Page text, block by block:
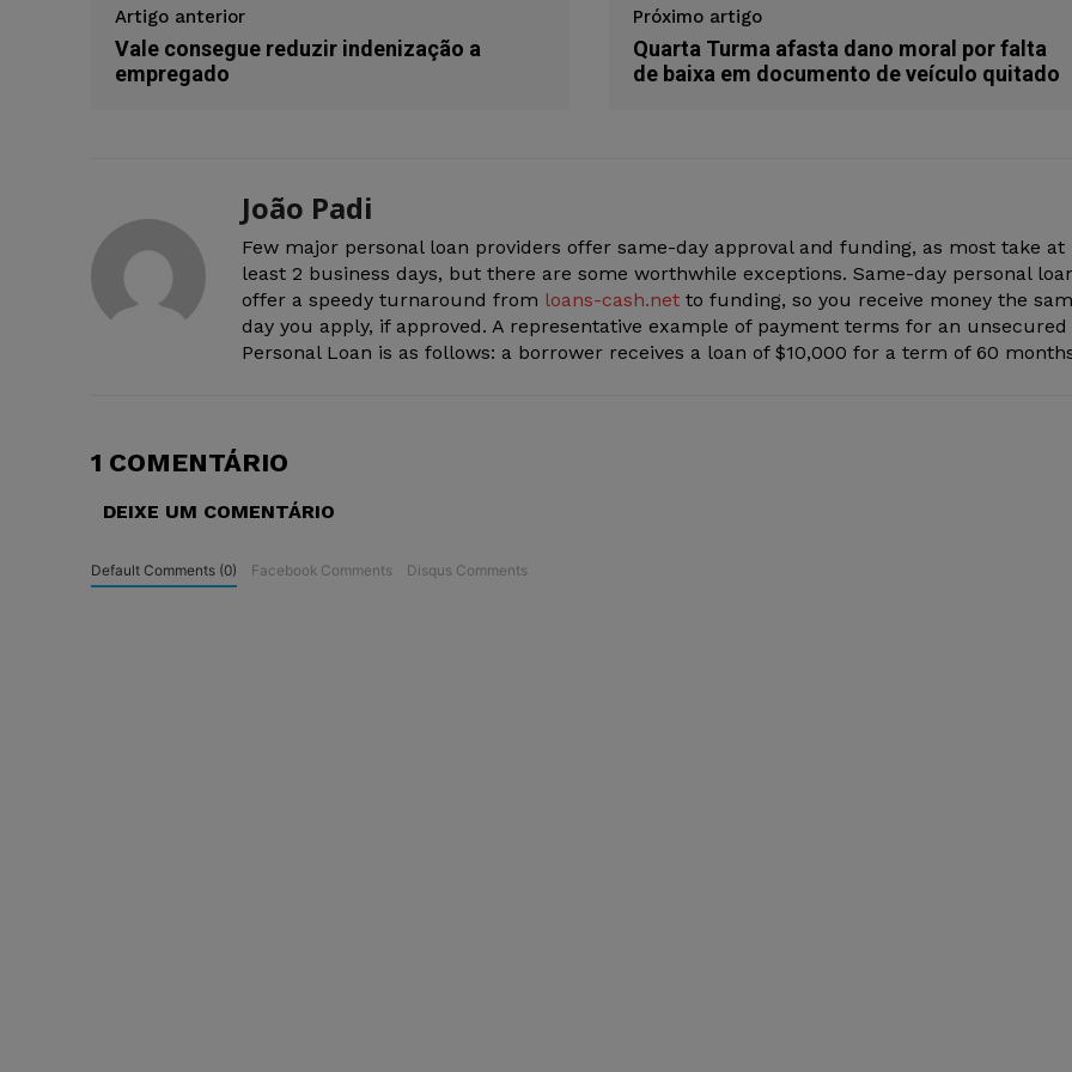
Artigo anterior
Vale consegue reduzir indenização a
empregado
Próximo artigo
Quarta Turma afasta dano moral por falta
de baixa em documento de veículo quitado
João Padi
Few major personal loan providers offer same-day approval and funding, as most take at
least 2 business days, but there are some worthwhile exceptions. Same-day personal
offer a speedy turnaround from loans-cash.net to funding, so you receive money the
day you apply, if approved. A representative example of payment terms for an unsecured
Personal Loan is as follows: a borrower receives a loan of $10,000 for a term of 60
1 COMENTÁRIO
DEIXE UM COMENTÁRIO
Default Comments (0) Facebook Comments Disqus Comments